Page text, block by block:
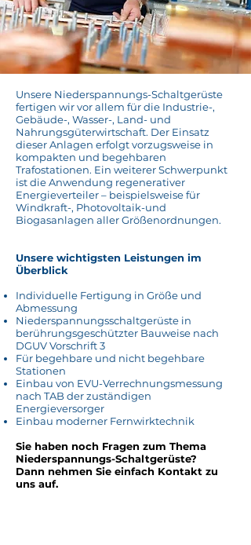
Unsere Niederspannungs-Schaltgerüste
fertigen wir vor allem für die Industrie-,
Gebäude-, Wasser-, Land- und
Nahrungsgüterwirtschaft. Der Einsatz
dieser Anlagen erfolgt vorzugsweise in
kompakten und begehbaren
Trafostationen. Ein weiterer Schwerpunkt
ist die Anwendung regenerativer
Energieverteiler – beispielsweise für
Windkraft-, Photovoltaik-und
Biogasanlagen aller Größenordnungen.
Unsere wichtigsten Leistungen im
Überblick
Individuelle Fertigung in Größe und
Abmessung
Niederspannungsschaltgerüste in
berührungsgeschützter Bauweise nach
DGUV Vorschrift 3
Für begehbare und nicht begehbare
Stationen
Einbau von EVU-Verrechnungsmessung
nach TAB der zuständigen
Energieversorger
Einbau moderner Fernwirktechnik
Sie haben noch Fragen zum Thema
Niederspannungs-Schaltgerüste?
Dann nehmen Sie einfach Kontakt zu
uns auf.